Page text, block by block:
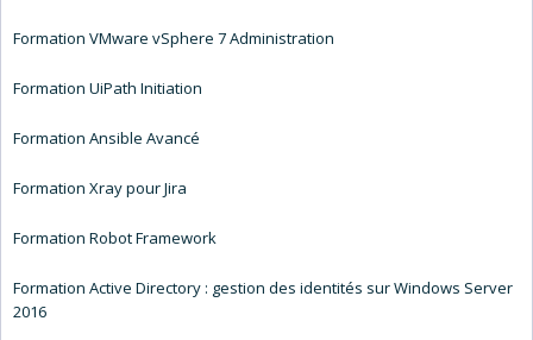
Formation VMware vSphere 7 Administration
Formation UiPath Initiation
Formation Ansible Avancé
Formation Xray pour Jira
Formation Robot Framework
Formation Active Directory : gestion des identités sur Windows Server
2016